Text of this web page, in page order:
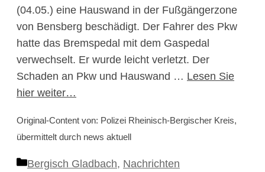
(04.05.) eine Hauswand in der Fußgängerzone
von Bensberg beschädigt. Der Fahrer des Pkw
hatte das Bremspedal mit dem Gaspedal
verwechselt. Er wurde leicht verletzt. Der
Schaden an Pkw und Hauswand … Lesen Sie
hier weiter…
Original-Content von: Polizei Rheinisch-Bergischer Kreis,
übermittelt durch news aktuell
Kategorien
Bergisch Gladbach, Nachrichten